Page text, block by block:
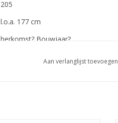
205
l.o.a. 177 cm
herkomst? Bouwjaar?
Aan verlanglijst toevoegen